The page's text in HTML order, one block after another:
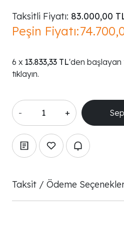
Taksitli Fiyatı: 83.000,00
Peşin Fiyatı:
13.833,33 TL'den başlayan
tıklayın.
- +
Taksit / Ödeme